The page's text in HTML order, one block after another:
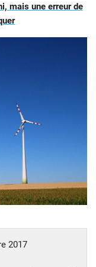
mais une erreur de
2017